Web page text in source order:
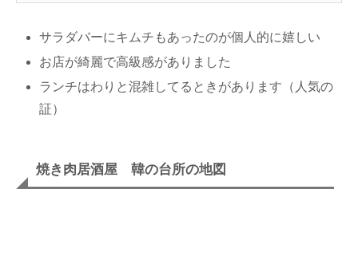
サラダバーにキムチもあったのが個人的に嬉しい
お店が綺麗で高級感がありました
ランチはわりと混雑してるときがあります（人気の
証）
焼き肉居酒屋 韓の台所の地図